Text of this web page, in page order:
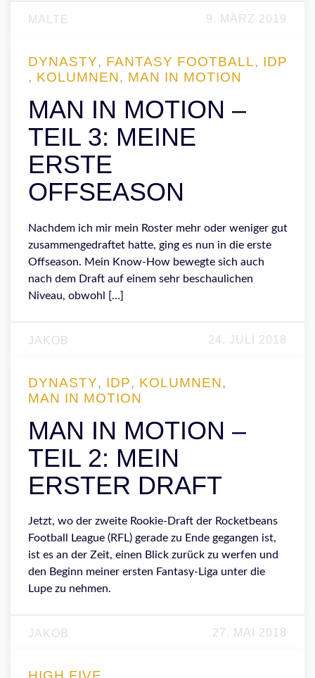
MALTE 9. MÄRZ 2019
DYNASTY, FANTASY FOOTBALL, IDP
, KOLUMNEN, MAN IN MOTION
MAN IN MOTION –
TEIL 3: MEINE
ERSTE
OFFSEASON
Nachdem ich mir mein Roster mehr oder weniger gut
zusammengedraftet hatte, ging es nun in die erste
Offseason. Mein Know-How bewegte sich auch
nach dem Draft auf einem sehr beschaulichen
Niveau, obwohl […]
JAKOB 24. JULI 2018
DYNASTY, IDP, KOLUMNEN,
MAN IN MOTION
MAN IN MOTION –
TEIL 2: MEIN
ERSTER DRAFT
Jetzt, wo der zweite Rookie-Draft der Rocketbeans
Football League (RFL) gerade zu Ende gegangen ist,
ist es an der Zeit, einen Blick zurück zu werfen und
den Beginn meiner ersten Fantasy-Liga unter die
Lupe zu nehmen.
JAKOB 27. MAI 2018